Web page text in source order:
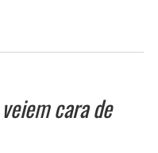
cara de